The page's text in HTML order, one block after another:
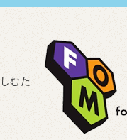
むた